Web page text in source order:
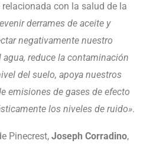
con la salud de la
derrames de aceite y
negativamente nuestro
reduce la contaminación
del suelo, apoya nuestros
emisiones de gases de efecto
los niveles de ruido».
Pinecrest, Joseph Corradino,